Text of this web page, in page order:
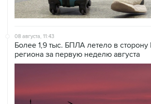
08 августа, 11:43
Более 1,9 тыс. БПЛА летело в
региона за первую неделю августа